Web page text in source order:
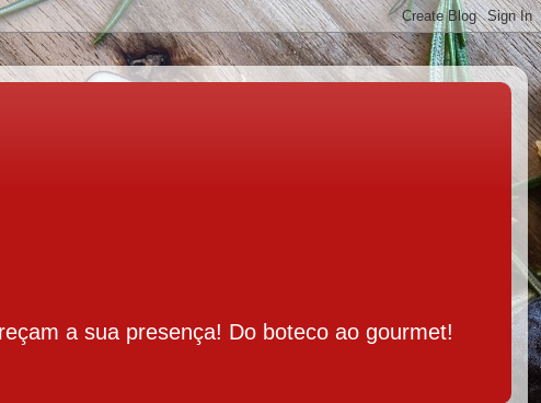
a sua presença! Do boteco ao gourmet!